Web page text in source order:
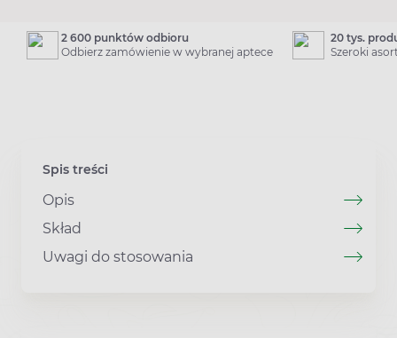
2 600 punktów odbioru
Odbierz zamówienie w wybranej aptece
20 tys.
Szeroki
Spis treści
Opis
Skład
Uwagi do stosowania